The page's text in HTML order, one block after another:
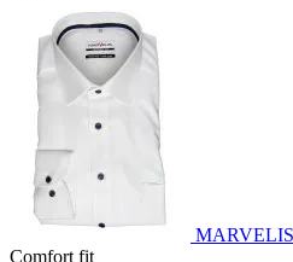
MARVELIS
Comfort fit